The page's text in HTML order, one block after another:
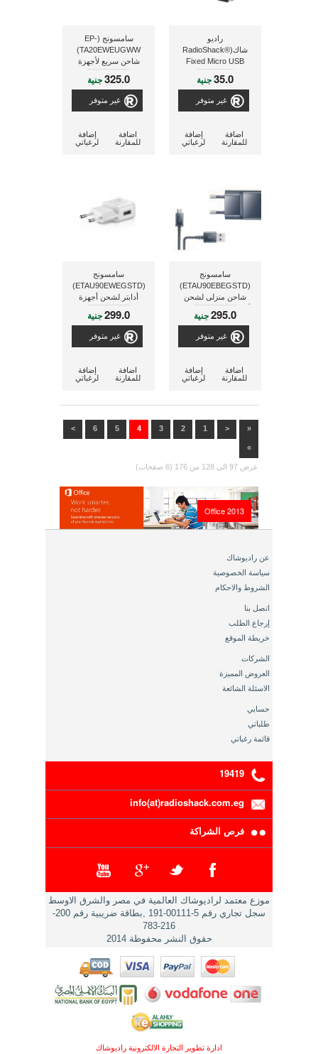
راديو
شاك(RadioShack®
Fixed Micro USB
5V/1.2A AC
Charger)شاحن بمخرج35.0جنية
غير متوفر
إضافة
لرغباتي
اضافة
للمقارنة
سامسونج (EP-
TA20EWEUGWW)
شاحن سريع لأجهزة
الهاتف المحمول, ذو لون
أبيض
325.0جنية
غير متوفر
إضافة
لرغباتي
اضافة
للمقارنة
سامسونج
(ETAU90EBEGSTD)
شاحن منزلى لشحن
أجهزة الهاتف المحمول
بقدرة 10 وات, ذو لون295.0جنية
غير متوفر
إضافة
لرغباتي
اضافة
للمقارنة
سامسونج
(ETAU90EWEGSTD)
أدابتر لشحن أجهزة
وات, ذو لون أبيض
299.0جنية
غير متوفر
إضافة
لرغباتي
اضافة
للمقارنة
«
<
1
2
3
4
5
6
>
»
عرض 97 الى 128 من 176 (6 صفحات)
Office 2013
عن راديوشاك
سياسة الخصوصية
الشروط والاحكام
اتصل بنا
إرجاع الطلب
خريطة الموقع
الشركات
العروض المميزة
الاسئلة الشائعة
حسابي
طلباتي
قائمة رغباتي
19419
info(at)radioshack.com.eg
فرص الشراكة
موزع معتمد لراديوشاك العالمية في مصر والشرق الاوسط
سجل تجاري رقم 5-00111-191 ,بطاقة ضريبية رقم 200-
216-783
حقوق النشر محفوظة 2014
ادارة تطوير التجارة الالكترونية راديوشاك